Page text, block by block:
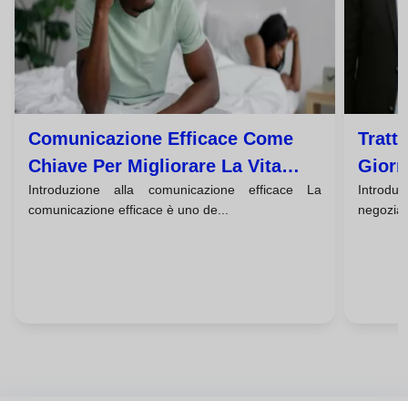
Comunicazione Efficace Come
Chiave Per Migliorare La Vita
Quotidiana
Introduzione alla comunicazione efficace La
comunicazione efficace è uno de...